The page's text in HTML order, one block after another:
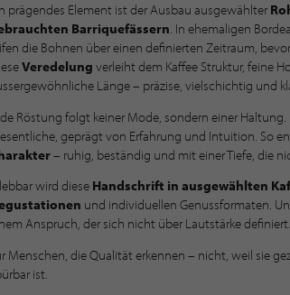
prägendes Element ist der Ausbau ausgewählter
Barriquefässern. In ehemaligen
die Bohnen über einen definierten Zeitraum,
Veredelung verleiht dem Kaffee Struktur, feine
Länge – präzise, vielschichtig und
Röstung folgt keiner Mode, sondern einer Haltung.
geprägt von Erfahrung und Intuition. So
– ruhig, beständig und mit einer Tiefe, die
wird diese Handschrift in ausgewählten
und individuellen Genussformaten.
Anspruch, der sich nicht über Lautstärke definiert.
Menschen, die Qualität erkennen – nicht, weil sie
ist.